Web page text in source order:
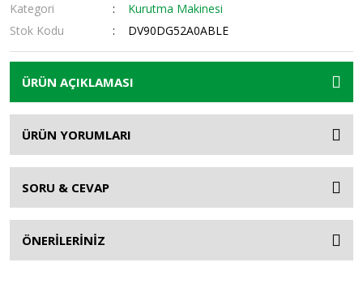
Kategori
Kurutma Makinesi
Stok Kodu
DV90DG52A0ABLE
ÜRÜN AÇIKLAMASI
ÜRÜN YORUMLARI
SORU & CEVAP
ÖNERİLERİNİZ